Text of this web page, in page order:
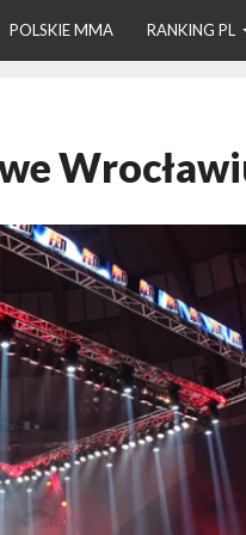
POLSKIE MMA RANKING PL